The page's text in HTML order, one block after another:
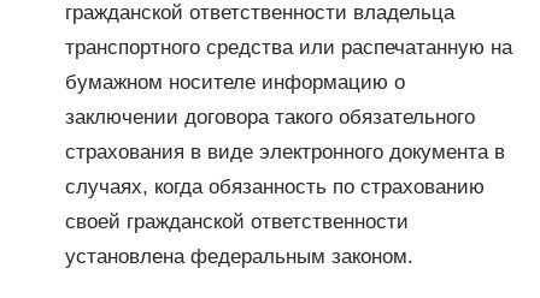
гражданской ответственности владельца
транспортного средства или распечатанную на
бумажном носителе информацию о
заключении договора такого обязательного
страхования в виде электронного документа в
случаях, когда обязанность по страхованию
своей гражданской ответственности
установлена федеральным законом.